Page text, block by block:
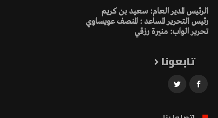
الرئيس المدير العام: سعيد بن كريم
رئيس التحرير المساعد : المنصف عويساوي
تحرير الواب: منيرة رزقي
تابعونا